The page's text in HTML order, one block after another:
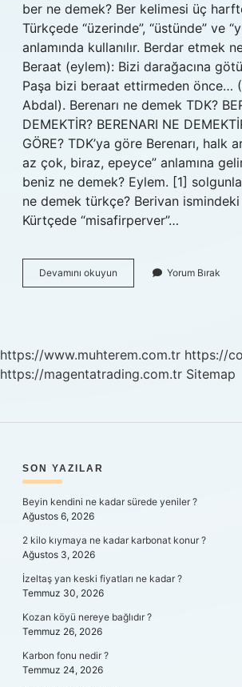
ber ne demek? Ber kelimesi üç
Türkçede “üzerinde”, “üstünde” ve
anlamında kullanılır. Berdar etmek
Beraat (eylem): Bizi darağacına
Paşa bizi beraat ettirmeden önce…
Abdal). Berenarı ne demek TDK?
DEMEKTİR? BERENARI NE
GÖRE? TDK’ya göre Berenarı, halk
az çok, biraz, epeyce” anlamına
beniz ne demek? Eylem. [1]
ne demek türkçe? Berivan ismindeki
Kürtçede “misafirperver”…
Devamını okuyun
Ne
Yorum Bırak
https://www.muhterem.com.tr https://
https://magentatrading.com.tr Sitemap
SIDEBAR
SON YAZILAR
Beyin kendini ne kadar sürede yeniler ?
Ağustos 6, 2026
2 kilo kıymaya ne kadar karbonat konur ?
Ağustos 3, 2026
İzeltaş yan keski fiyatları ne kadar ?
Temmuz 30, 2026
Kozan köyü nereye bağlıdır ?
Temmuz 26, 2026
Karbon fonu nedir ?
Temmuz 24, 2026